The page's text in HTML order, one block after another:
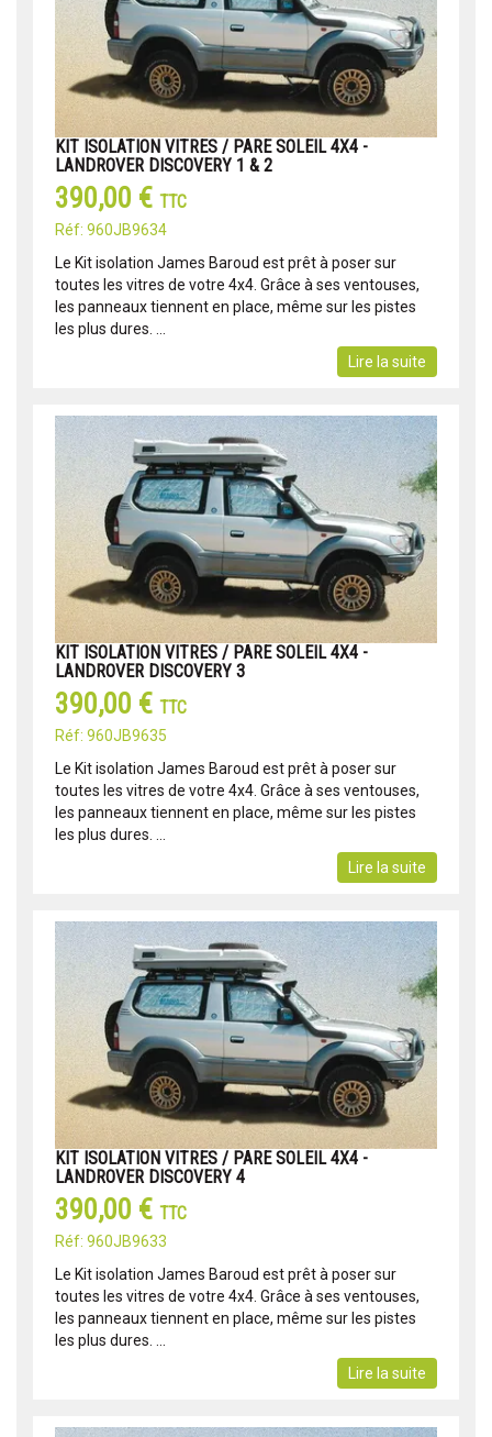
KIT ISOLATION VITRES / PARE SOLEIL 4X4 -
LANDROVER DISCOVERY 1 & 2
390,00 € TTC
Réf: 960JB9634
Le Kit isolation James Baroud est prêt à poser sur
toutes les vitres de votre 4x4. Grâce à ses ventouses,
les panneaux tiennent en place, même sur les pistes
les plus dures. ...
Lire la suite
KIT ISOLATION VITRES / PARE SOLEIL 4X4 -
LANDROVER DISCOVERY 3
390,00 € TTC
Réf: 960JB9635
Le Kit isolation James Baroud est prêt à poser sur
toutes les vitres de votre 4x4. Grâce à ses ventouses,
les panneaux tiennent en place, même sur les pistes
les plus dures. ...
Lire la suite
KIT ISOLATION VITRES / PARE SOLEIL 4X4 -
LANDROVER DISCOVERY 4
390,00 € TTC
Réf: 960JB9633
Le Kit isolation James Baroud est prêt à poser sur
toutes les vitres de votre 4x4. Grâce à ses ventouses,
les panneaux tiennent en place, même sur les pistes
les plus dures. ...
Lire la suite